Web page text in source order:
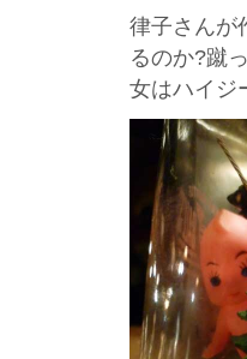
律子さんが
るのか?蹴
女はハイジ